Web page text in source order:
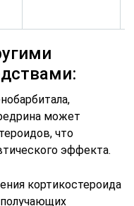
может
что
эффекта.
кортикостероида